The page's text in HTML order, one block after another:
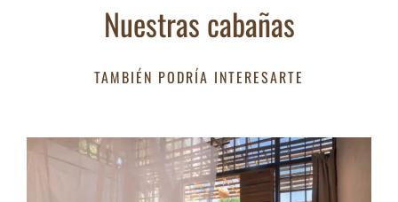
Nuestras cabañas
TAMBIÉN PODRÍA INTERESARTE